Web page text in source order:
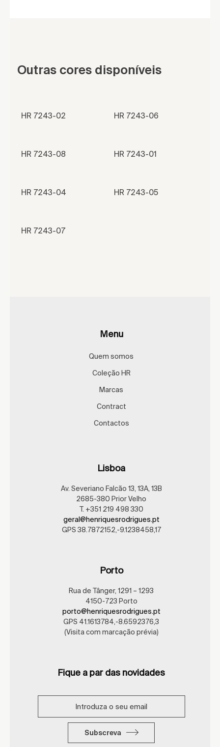
Outras cores disponíveis
HR 7243-02 HR 7243-06
HR 7243-08 HR 7243-01
HR 7243-04 HR 7243-05
HR 7243-07
Menu
Quem somos
Coleção HR
Marcas
Contract
Contactos
Lisboa
Av. Severiano Falcão 13, 13A, 13B
2685-380 Prior Velho
T. +351 219 498 330
geral@henriquesrodrigues.pt
GPS 38.7872152,-9.1238458,17
Porto
Rua de Tânger, 1291 – 1293
4150-723 Porto
porto@henriquesrodrigues.pt
GPS 41.1613784,-8.6592376,3
(Visita com marcação prévia)
Fique a par das novidades
Subscreva